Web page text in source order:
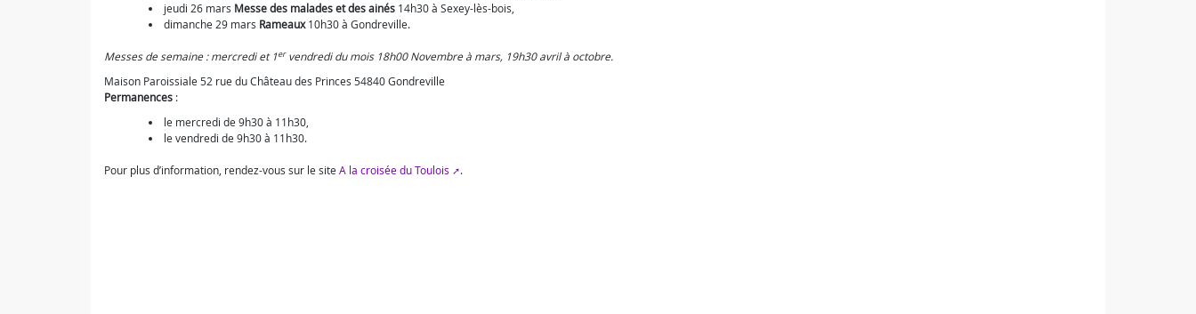
jeudi 26 mars Messe des malades et des ainés 14h30 à Sexey-lès-bois,
dimanche 29 mars Rameaux10h30 à Gondreville.
Messes de semaine : mercredi et 1ervendredi du mois 18h00 Novembre à mars, 19h30 avril à octobre.
Maison Paroissiale 52 rue du Château des Princes 54840 Gondreville
Permanences :
le mercredi de 9h30 à 11h30,
le vendredi de 9h30 à 11h30.
Pour plus d’information, rendez-vous sur le site A la croisée du Toulois .